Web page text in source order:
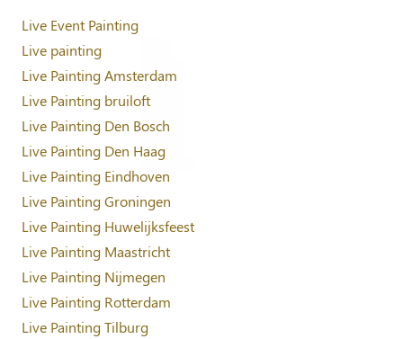
Live Event Painting
Live painting
Live Painting Amsterdam
Live Painting bruiloft
Live Painting Den Bosch
Live Painting Den Haag
Live Painting Eindhoven
Live Painting Groningen
Live Painting Huwelijksfeest
Live Painting Maastricht
Live Painting Nijmegen
Live Painting Rotterdam
Live Painting Tilburg